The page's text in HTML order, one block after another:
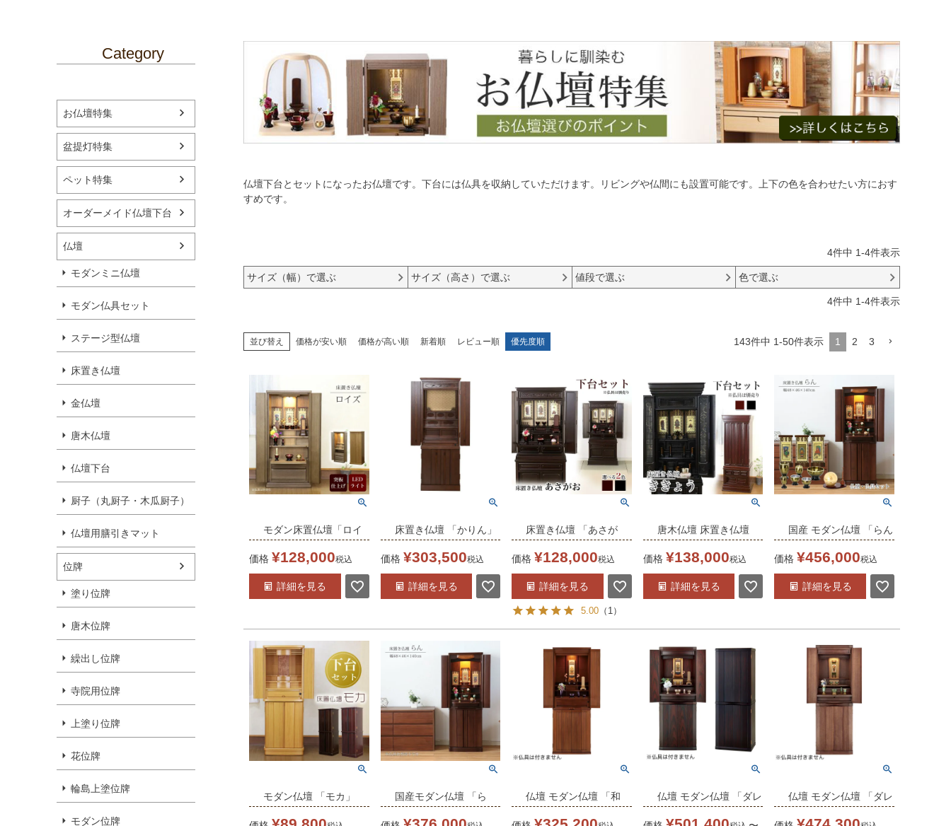
Category
お仏壇特集
盆提灯特集
ペット特集
オーダーメイド仏壇下台
仏壇
モダンミニ仏壇
モダン仏具セット
ステージ型仏壇
床置き仏壇
金仏壇
唐木仏壇
仏壇下台
厨子（丸厨子・木瓜厨子）
仏壇用膳引きマット
位牌
塗り位牌
唐木位牌
繰出し位牌
寺院用位牌
上塗り位牌
花位牌
輪島上塗位牌
モダン位牌
仏壇下台とセットになったお仏壇です。下台には仏具を収納していただけます。リビングや仏間にも設置可能です。上下の色を合わせたい方におす
すめです。
4件中 1-4件表示
サイズ（幅）で選ぶ サイズ（高さ）で選ぶ 値段で選ぶ 色で選ぶ
4件中 1-4件表示
並び替え 価格が安い順 価格が高い順 新着順 レビュー順 優先度順 143件中 1-50件表示 1 2 3
モダン床置仏壇「ロイ
ズ」
幅49×奥行42×高さ
105cm
価格 ¥128,000税込
詳細を見る
床置き仏壇 「かりん」
オーク材 家具調 和室
セット仏壇 インテリア
台付き リビング 上下セ
価格 ¥303,500税込
詳細を見る
床置き仏壇 「あさが
お」 紫檀調 黒檀調 幅
54cm
唐木 ダルマ コンパクト
和室 畳 送料無料 モダ
価格 ¥128,000税込
詳細を見る
5.00 （ 1）
唐木仏壇 床置き仏壇
「ききょう」 和室仏壇
台付き 上下セット モダ
ン
価格 ¥138,000税込
詳細を見る
国産 モダン仏壇 「らん
セット」 幅48cm
日本製 床置 ウォールナ
ット フローリング リビ
価格 ¥456,000税込
詳細を見る
モダン仏壇 「モカ」
LEDライト 家具調仏壇
国産モダン仏壇 「ら
ん」 幅48cm
仏壇 モダン仏壇 「和
花」ウォール色 18×50
仏壇 モダン仏壇 「ダレ
ト2 18-50」 18×50号
仏壇 モダン仏壇 「ダレ
ト2 16-48」ウォール